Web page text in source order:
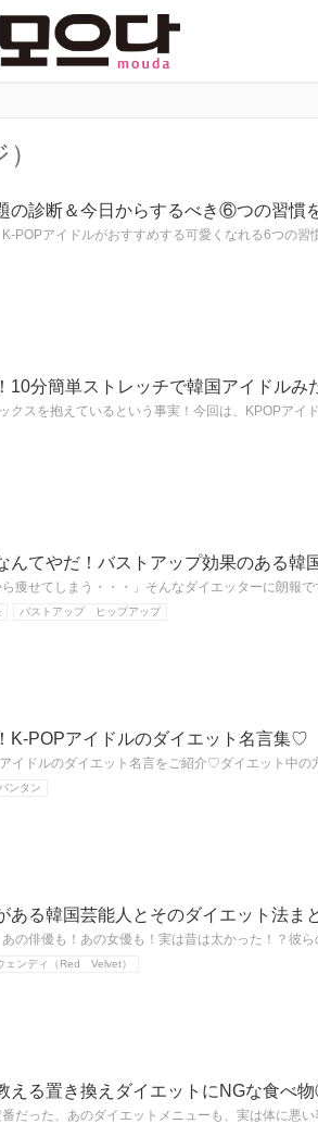
の診断＆今日からするべき⑥つの習慣
POPアイドルがおすすめする可愛くなれる6つの
10分簡単ストレッチで韓国アイドルみ
クスを抱えているという事実！今回は、KPOPア
んてやだ！バストアップ効果のある
痩せてしまう・・・」そんなダイエッターに朗報
バストアップ ヒップアップ
K-POPアイドルのダイエット名言集♡
イドルのダイエット名言をご紹介♡ダイエット中
ンタン
る韓国芸能人とそのダイエット法ま
の俳優も！あの女優も！実は昔は太かった！？彼
ェンディ（Red Velvet）
える置き換えダイエットにNGな食べ
だった、あのダイエットメニューも、実は体に悪